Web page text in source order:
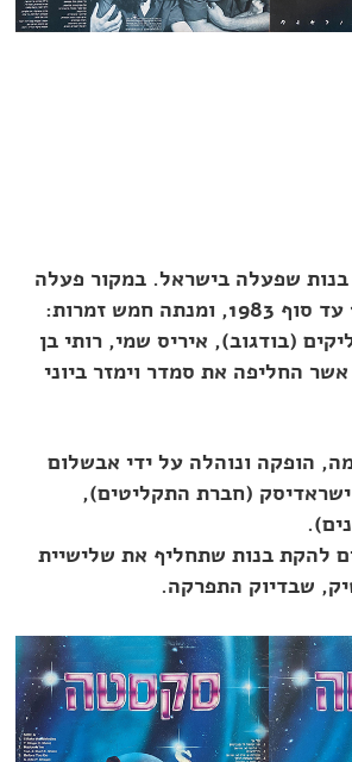
שפעלה בישראל. במקור פעלה
(בודגוב), איריס שמי, רותי בן
החליפה את סמדר וימזר ביוני
הופקה ונוהלה על ידי אבשלום
(חברת התקליטים),
להקת בנות שתחליף את שלישיית
שבדיוק התפרקה.